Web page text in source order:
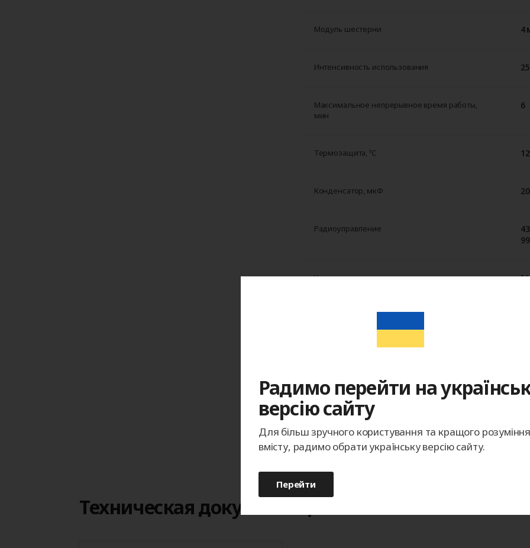
Модуль шестерни 4
Интенсивность использования 25
Максимальное непрерывное время работы,
мин
6
Термозащита, ºС
Конденсатор, мкФ 20
Радиоуправление
Класс защиты I
Степень защиты оболочки
Габаритные размеры привода, мм
Вес привода (не более), кг
Техническая документация
Радимо перейти на
версію сайту
Для більш зручного користування та кращого розуміння
вмісту, радимо обрати українську версію сайту.
Перейти